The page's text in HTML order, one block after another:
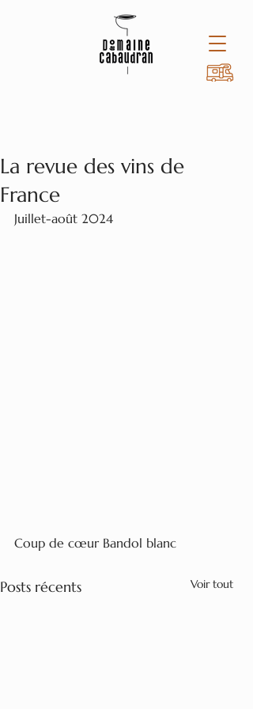
La revue des vins de
France
Juillet-août 2024
Coup de cœur Bandol blanc
Posts récents Voir tout